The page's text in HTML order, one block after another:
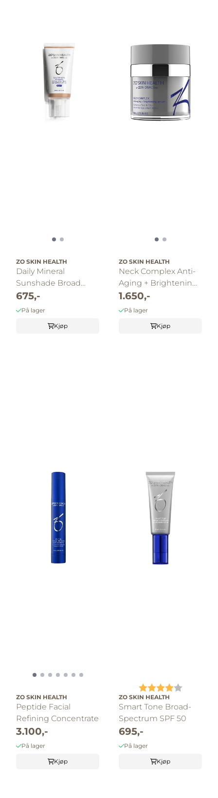
ZO SKIN HEALTH
Daily Mineral
Sunshade Broad
Spectrum SPF 45
675,-
På lager
Kjøp
ZO SKIN HEALTH
Neck Complex Anti-
Aging + Brightening
Serum
1.650,-
På lager
Kjøp
ZO SKIN HEALTH
Peptide Facial
Refining Concentrate
3.100,-
På lager
Kjøp
Karakter: 4.0 av 5
ZO SKIN HEALTH
Smart Tone Broad-
Spectrum SPF 50
695,-
På lager
Kjøp